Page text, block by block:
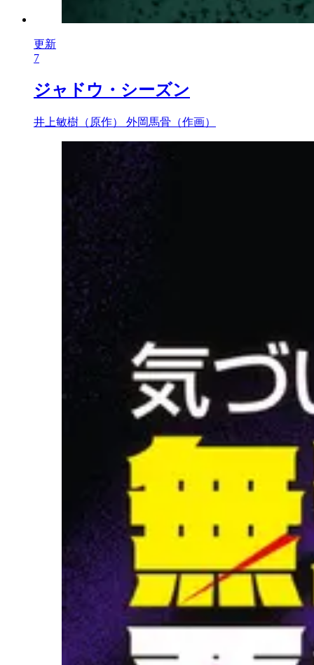
更新
7
ジャドウ・シーズン
井上敏樹（原作） 外岡馬骨（作画）